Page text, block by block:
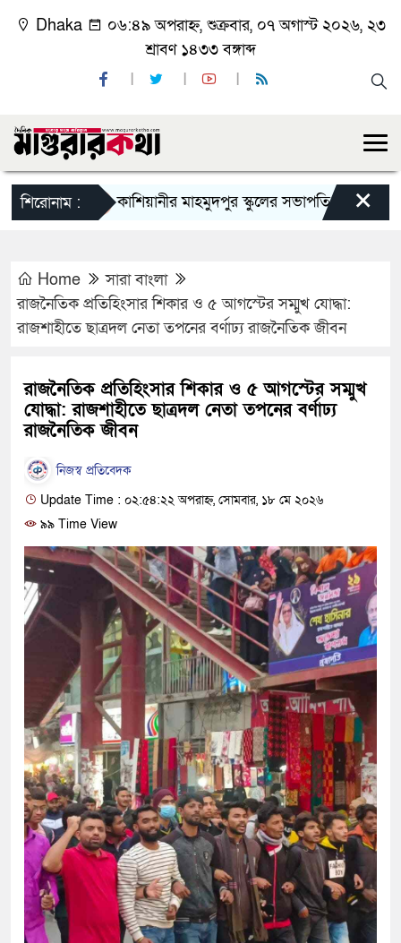
Dhaka
০৬:৪৯ অপরাহ্ন, শুক্রবার, ০৭ অগাস্ট ২০২৬, ২৩
শ্রাবণ ১৪৩৩ বঙ্গাব্দ
শিরোনাম :কাশিয়ানীর মাহমুদপুর স্কুলের সভাপতি হলেন গোবিন্দ×
Home
সারা বাংলা
রাজনৈতিক প্রতিহিংসার শিকার ও ৫ আগস্টের সম্মুখ যোদ্ধা:
রাজশাহীতে ছাত্রদল নেতা তপনের বর্ণাঢ্য রাজনৈতিক জীবন
রাজনৈতিক প্রতিহিংসার শিকার ও ৫ আগস্টের সম্মুখ
যোদ্ধা: রাজশাহীতে ছাত্রদল নেতা তপনের বর্ণাঢ্য
রাজনৈতিক জীবন
নিজস্ব প্রতিবেদক
Update Time : ০২:৫৪:২২ অপরাহ্ন, সোমবার, ১৮ মে ২০২৬
৯৯ Time View